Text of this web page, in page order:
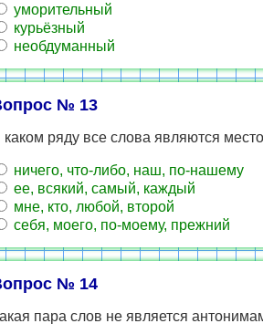
уморительный
курьёзный
необдуманный
№ 13
каком ряду все слова являются
ничего, что-либо, наш, по-нашему
ее, всякий, самый, каждый
мне, кто, любой, второй
себя, моего, по-моему, прежний
№ 14
пара слов не является